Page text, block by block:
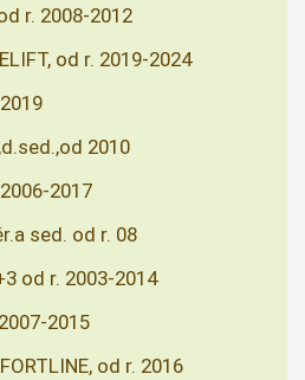
r. 2008-2012
od r. 2019-2024
2010
2017
sed. od r. 08
od r. 2003-2014
2015
od r. 2016